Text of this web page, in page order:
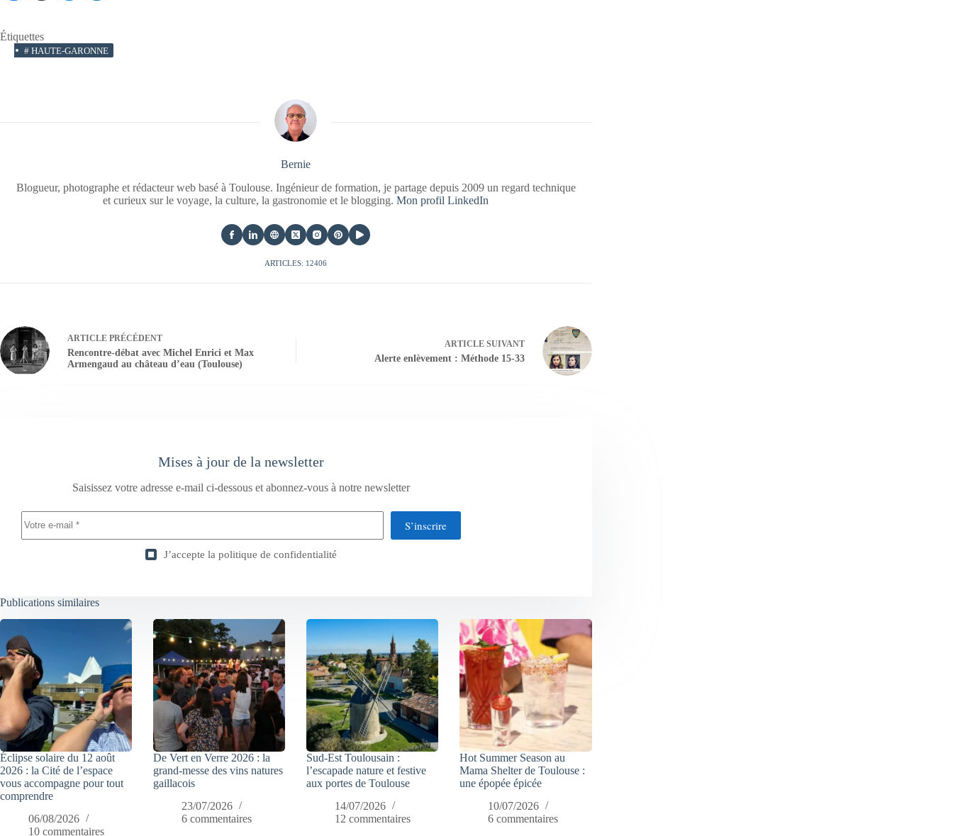
Étiquettes
# HAUTE-GARONNE
Bernie
Blogueur, photographe et rédacteur web basé à Toulouse. Ingénieur de formation, je partage depuis 2009 un regard technique
et curieux sur le voyage, la culture, la gastronomie et le blogging.Mon profil LinkedIn
ARTICLES: 12406
ARTICLE PRÉCÉDENT
Rencontre-débat avec Michel Enrici et Max
Armengaud au château d’eau (Toulouse)
ARTICLESUIVANT
Alerte enlèvement : Méthode 15-33
Mises à jour de la newsletter
Saisissez votre adresse e-mail ci-dessous et abonnez-vous à notre newsletter
S’inscrire
J’accepte la politique de confidentialité
Publications similaires
Éclipse solaire du 12 août
2026 : la Cité de l’espace
vous accompagne pour tout
comprendre
06/08/2026
10 commentaires
De Vert en Verre 2026 : la
grand-messe des vins natures
gaillacois
23/07/2026
6 commentaires
Sud-Est Toulousain :
l’escapade nature et festive
aux portes de Toulouse
14/07/2026
12 commentaires
Hot Summer Season au
Mama Shelter de Toulouse :
une épopée épicée
10/07/2026
6 commentaires